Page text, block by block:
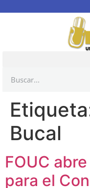
Bucal
FOUC
para el